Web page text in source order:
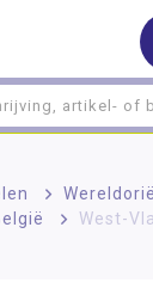
>
> West-